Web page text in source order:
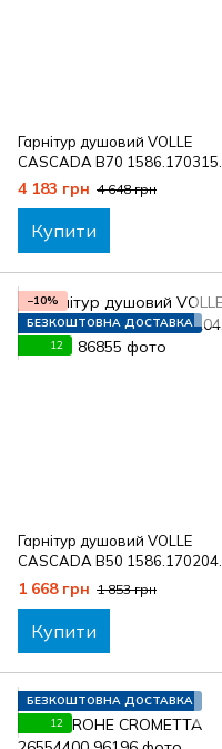
Гарнітур душовий VOLLE
CASCADA B70 1586.170315,
золотий
4 183 грн 4 648 грн
Купити
−10%
БЕЗКОШТОВНА ДОСТАВКА
12
Гарнітур душовий VOLLE
CASCADA B50 1586.170204,
чорний
1 668 грн 1 853 грн
Купити
БЕЗКОШТОВНА ДОСТАВКА
12